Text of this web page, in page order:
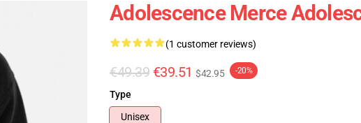
Adolescence Merce
(1 customer reviews)
€49.39 €39.51 $42.95 -20%
Type
Unisex